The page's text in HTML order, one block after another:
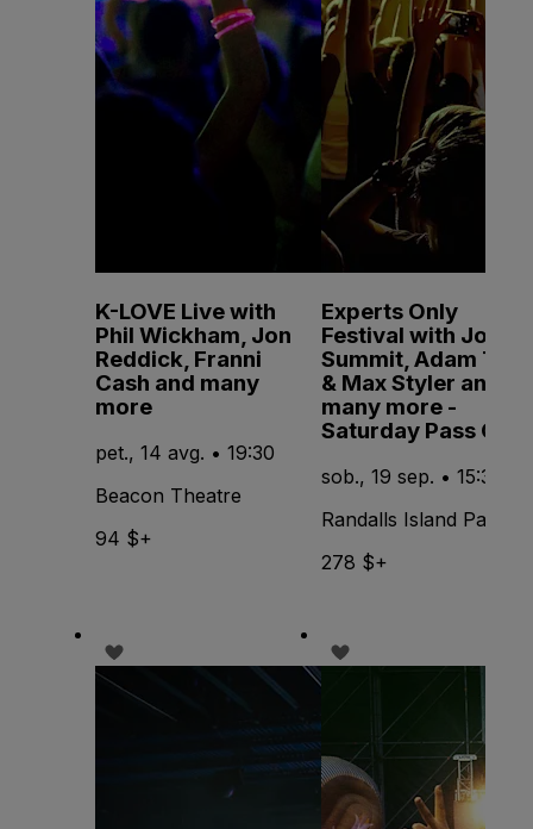
K-LOVE Live with
Phil Wickham, Jon
Reddick, Franni
Cash and many
more
pet., 14 avg. • 19:30
Beacon Theatre
94 $+
Experts Only
Festival with John
Summit, Adam Ten
& Max Styler and
many more -
Saturday Pass Only
sob., 19 sep. • 15:30
Randalls Island Park
278 $+